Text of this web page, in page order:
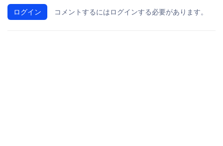
ログイン コメントするにはログインする必要があります。